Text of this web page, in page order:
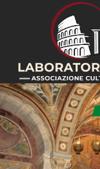
contenuto